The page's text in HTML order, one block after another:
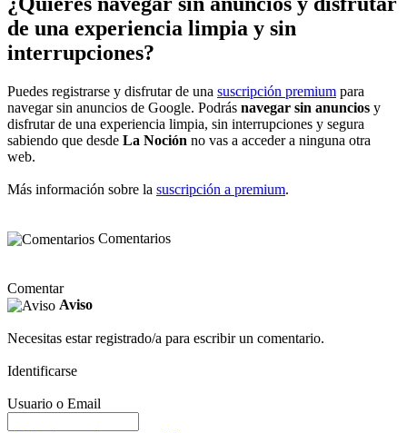
de una experiencia limpia y sin
interrupciones?
Puedes registrarse y disfrutar de una suscripción premium para
navegar sin anuncios de Google. Podrás navegar sin anuncios y
disfrutar de una experiencia limpia, sin interrupciones y segura
sabiendo que desde La Noción no vas a acceder a ninguna otra
web.
Más información sobre la suscripción a premium.
Comentarios
Comentar
Aviso
Necesitas estar registrado/a para escribir un comentario.
Identificarse
Usuario o Email